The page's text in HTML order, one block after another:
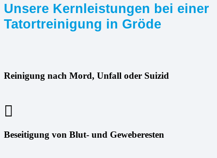
Unsere Kernleistungen bei einer
Tatortreinigung in Gröde
Reinigung nach Mord, Unfall oder Suizid
Beseitigung von Blut- und Geweberesten